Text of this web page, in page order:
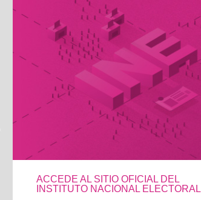
ACCEDE AL SITIO OFICIAL DEL
INSTITUTO NACIONAL ELECTORAL